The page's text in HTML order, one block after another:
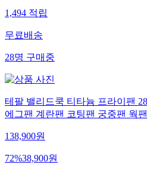
1,494 적립
무료배송
28명 구매중
테팔 밸리드쿡 티타늄 프라이팬
에그팬 계란팬 코팅팬 궁중팬 웍
138,900원
72%38,900원